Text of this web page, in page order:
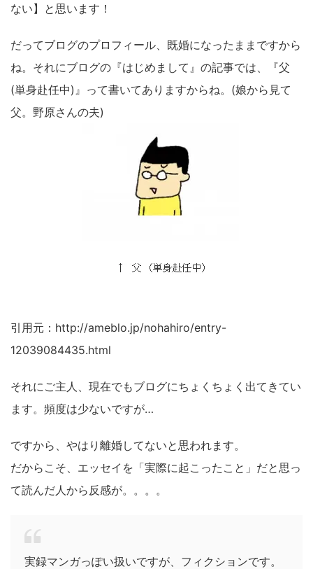
ない】と思います！
だってブログのプロフィール、既婚になったままですから
ね。それにブログの『はじめまして』の記事では、『父
(単身赴任中)』って書いてありますからね。(娘から見て
父。野原さんの夫)
引用元：http://ameblo.jp/nohahiro/entry-
12039084435.html
それにご主人、現在でもブログにちょくちょく出てきてい
ます。頻度は少ないですが…
ですから、やはり離婚してないと思われます。
だからこそ、エッセイを「実際に起こったこと」だと思っ
て読んだ人から反感が。。。。
実録マンガっぽい扱いですが、フィクションです。